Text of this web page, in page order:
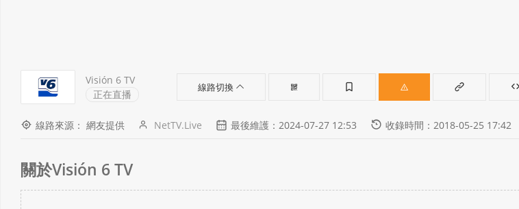
Visión 6 TV
正在直播
線路切換
線路來源： 網友提供 NetTV.Live 最後維護：2024-07-27 12:53 收錄時間：2018-05-25 17:42
關於Visión 6 TV